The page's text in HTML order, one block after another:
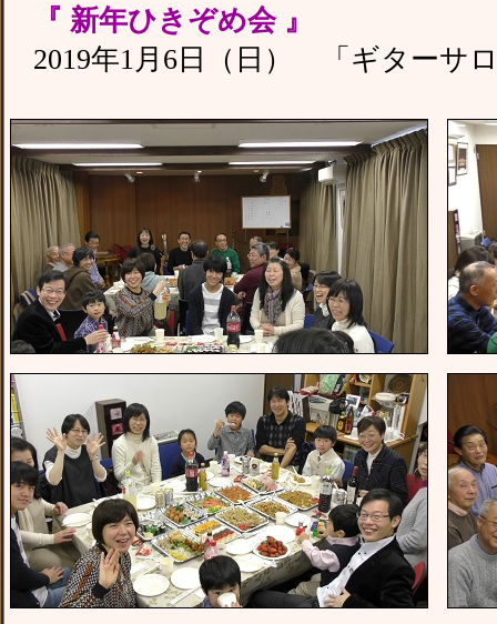
『 新年ひきぞめ会 』
2019年1月6日（日） 「ギターサ